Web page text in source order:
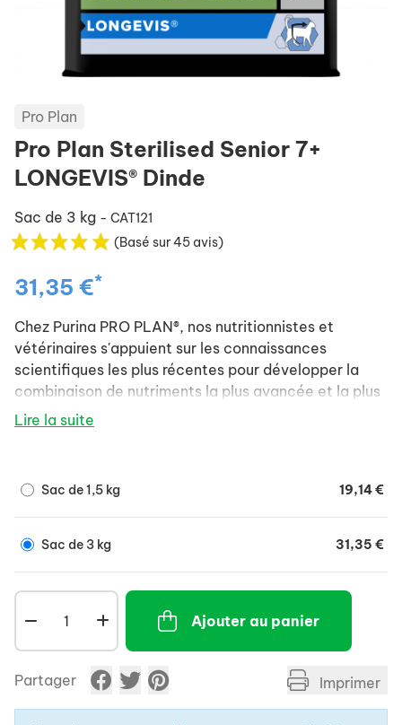
Pro Plan
Pro Plan Sterilised Senior 7+
LONGEVIS® Dinde
Sac de 3 kg - CAT121
(Basé sur 45 avis)
31,35 €*
Chez Purina PRO PLAN®, nos nutritionnistes et
vétérinaires s'appuient sur les connaissances
scientifiques les plus récentes pour développer la
combinaison de nutriments la plus avancée et la plus
efficace pour votre animal. Nos formules aident à
long terme de votre animal.
Lire la suite
Sac de 1,5 kg 19,14 €
Sac de 3 kg 31,35 €
Ajouter au panier
Partager Imprimer